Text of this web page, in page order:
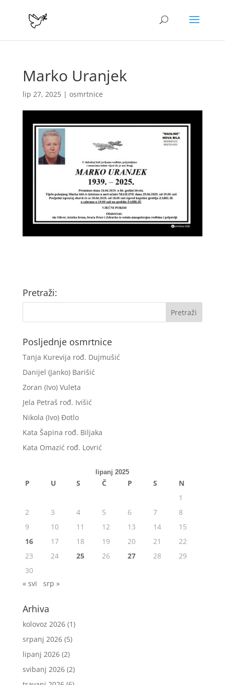
Marko Uranjek
lip 27, 2025| osmrtnice
Pretraži:
Posljednje osmrtnice
Tanja Kurevija rođ. Dujmušić
Danijel (Janko) Barišić
Zoran (Ivo) Vuleta
Jela Petraš rođ. Ivišić
Nikola (Ivo) Đotlo
Kata Šapina rođ. Biljaka
Kata Omazić rođ. Lovrić
lipanj 2025
P U S Č P S
N
1
2
3 4 5 6 7
8
9
10 11 12 13 14
15
16
17 18 19 20 21
22
23
24 25 26 27 28
29
30
« svi
srp »
Arhiva
kolovoz 2026(1)
srpanj 2026(5)
lipanj 2026(2)
svibanj 2026(2)